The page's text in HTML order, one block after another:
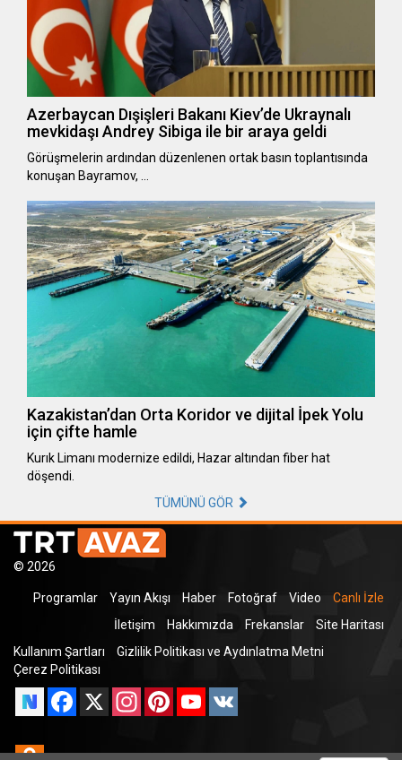
Azerbaycan Dışişleri Bakanı Kiev’de Ukraynalı
mevkidaşı Andrey Sibiga ile bir araya geldi
Görüşmelerin ardından düzenlenen ortak basın toplantısında
konuşan Bayramov, …
Kazakistan’dan Orta Koridor ve dijital İpek Yolu
için çifte hamle
Kurık Limanı modernize edildi, Hazar altından fiber hat
döşendi.
TÜMÜNÜ GÖR
© 2026
Programlar Yayın Akışı Haber Fotoğraf Video
Canlı İzle
İletişim
Hakkımızda Frekanslar
Site Haritası
Kullanım Şartları
Gizlilik Politikası ve Aydınlatma Metni
Çerez Politikası
Facebook
X InstagramPinterestYouTube
Odnoklassniki